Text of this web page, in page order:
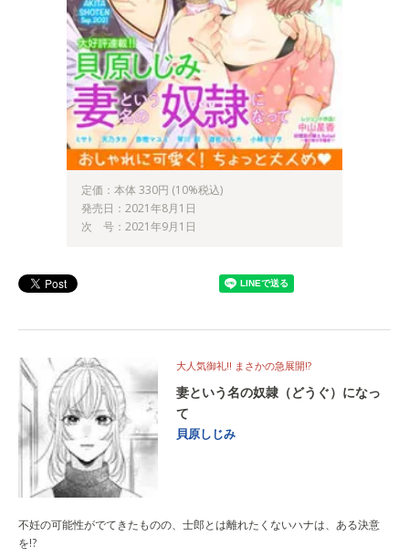
定価：本体 330円 (10%税込)
発売日：2021年8月1日
次 号：2021年9月1日
大人気御礼!! まさかの急展開!?
妻という名の奴隷（どうぐ）になっ
て
貝原しじみ
不妊の可能性がでてきたものの、士郎とは離れたくないハナは、ある決意
を!?